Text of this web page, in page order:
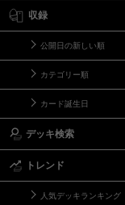
収録
公開日の新しい順
カテゴリー順
カード誕生日
デッキ検索
トレンド
人気デッキランキング